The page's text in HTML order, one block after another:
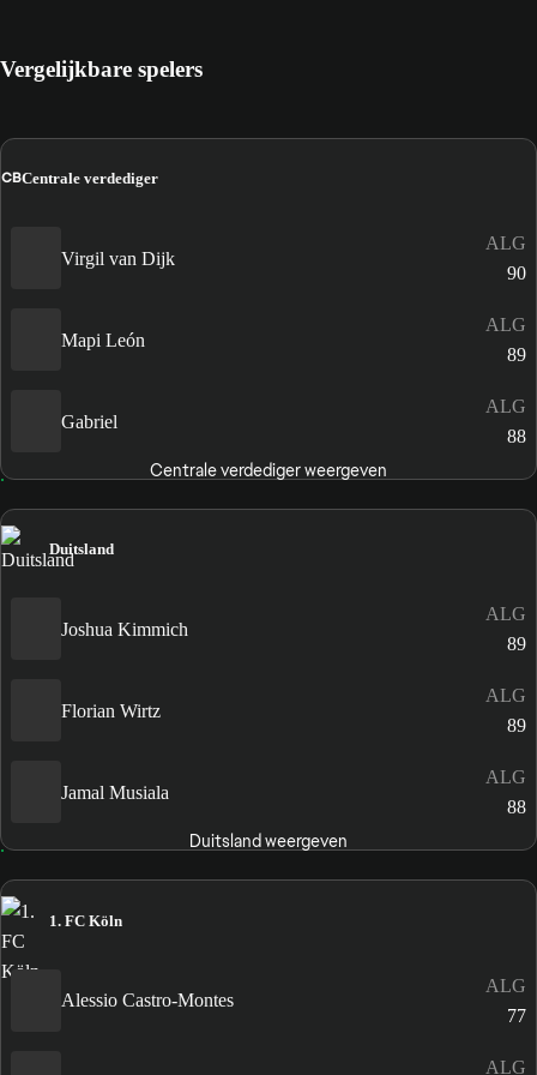
Vergelijkbare spelers
CBCentrale verdediger
Virgil van Dijk
ALG
90
Mapi León
ALG
89
Gabriel
ALG
88
Centrale verdediger weergeven
Duitsland
Joshua Kimmich
ALG
89
Florian Wirtz
ALG
89
Jamal Musiala
ALG
88
Duitsland weergeven
1. FC Köln
Alessio Castro-Montes
ALG
77
ALG